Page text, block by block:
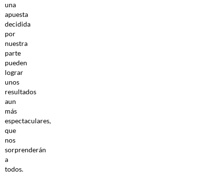
una
apuesta
decidida
por
nuestra
parte
pueden
lograr
unos
resultados
aun
más
espectaculares,
que
nos
sorprenderán
a
todos.